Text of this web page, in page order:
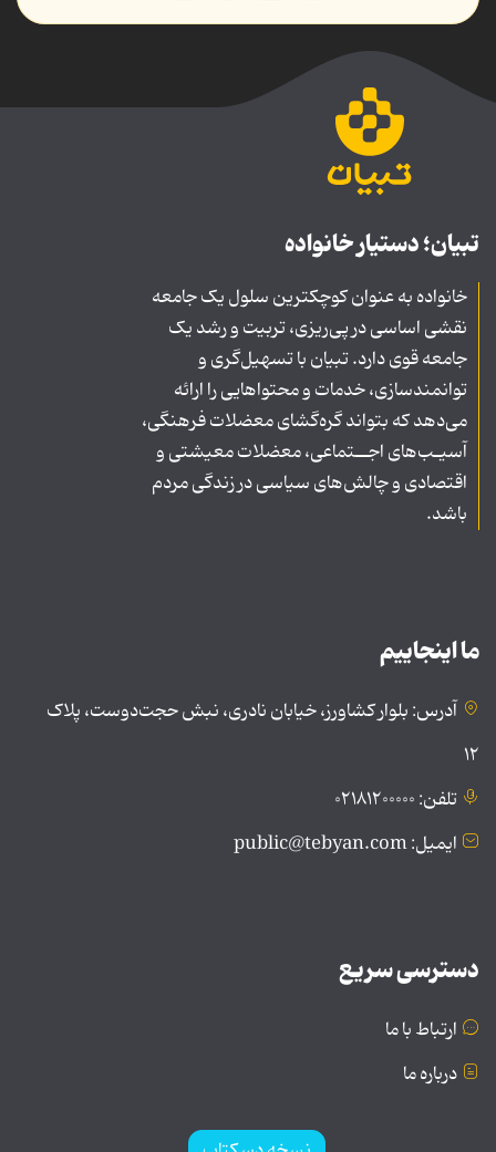
تبیان؛ دستیار خانواده
خانواده به عنوان کوچکترین سلول یک جامعه
نقشی اساسی در پی‌ریزی، تربیت و رشد یک
جامعه قوی دارد. تبیان با تسهیل‌گری و
توانمندسازی، خدمات و محتواهایی را ارائه
می‌دهد که بتواند گره‌گشای معضلات فرهنگی،
آسیـب‌های اجــتماعی، معضلات معیشتی و
اقتصادی و چالش‌های سیاسی در زندگی مردم
باشد.
ما اینجاییم
آدرس: بلوار کشاورز، خیابان نادری، نبش حجت‌دوست، پلاک
۱۲
تلفن: ۰۲۱۸۱۲۰۰۰۰۰
ایمیل: public@tebyan.com
دسترسی سریع
ارتباط با ما
درباره ما